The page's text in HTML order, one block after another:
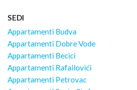
SEDI
Appartamenti Budva
Appartamenti Dobre Vode
Appartamenti Becici
Appartamenti Rafailovići
Appartamenti Petrovac